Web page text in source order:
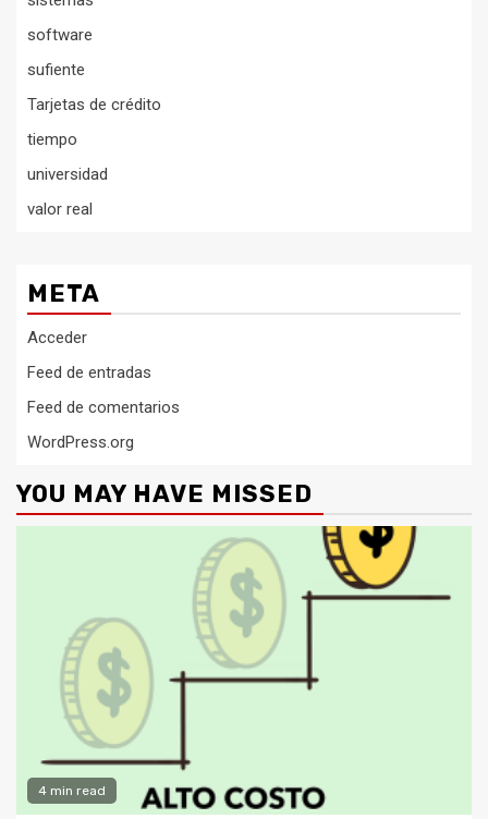
software
sufiente
Tarjetas de crédito
tiempo
universidad
valor real
META
Acceder
Feed de entradas
Feed de comentarios
WordPress.org
YOU MAY HAVE MISSED
4 min read